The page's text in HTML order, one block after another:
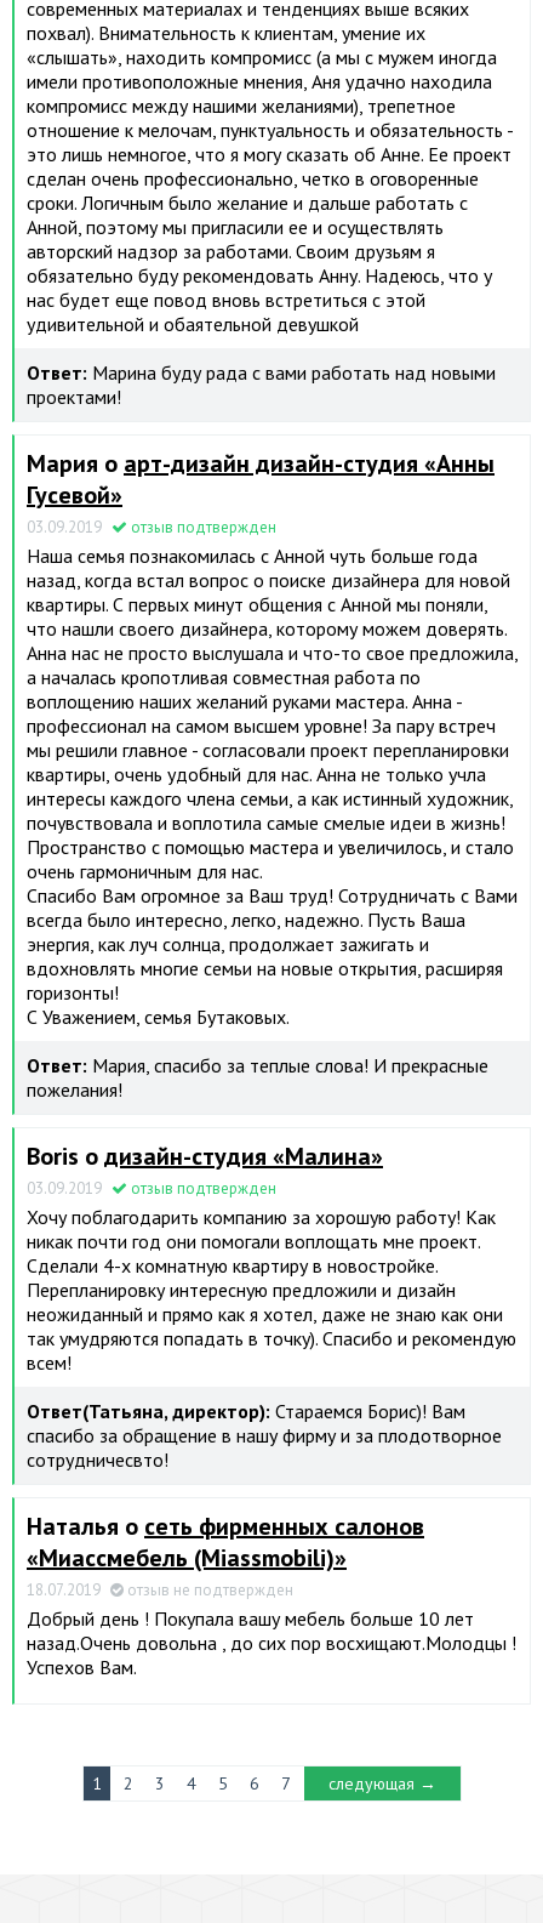
современных материалах и тенденциях выше всяких
похвал). Внимательность к клиентам, умение их
«слышать», находить компромисс (а мы с мужем иногда
имели противоположные мнения, Аня удачно находила
компромисс между нашими желаниями), трепетное
отношение к мелочам, пунктуальность и обязательность -
это лишь немногое, что я могу сказать об Анне. Ее проект
сделан очень профессионально, четко в оговоренные
сроки. Логичным было желание и дальше работать с
Анной, поэтому мы пригласили ее и осуществлять
авторский надзор за работами. Своим друзьям я
обязательно буду рекомендовать Анну. Надеюсь, что у
нас будет еще повод вновь встретиться с этой
удивительной и обаятельной девушкой
Ответ: Марина буду рада с вами работать над новыми
проектами!
Мария о арт-дизайн дизайн-студия «Анны
Гусевой»
03.09.2019 отзыв подтвержден
Наша семья познакомилась с Анной чуть больше года
назад, когда встал вопрос о поиске дизайнера для новой
квартиры. С первых минут общения с Анной мы поняли,
что нашли своего дизайнера, которому можем доверять.
Анна нас не просто выслушала и что-то свое предложила,
а началась кропотливая совместная работа по
воплощению наших желаний руками мастера. Анна -
профессионал на самом высшем уровне! За пару встреч
мы решили главное - согласовали проект перепланировки
квартиры, очень удобный для нас. Анна не только учла
интересы каждого члена семьи, а как истинный художник,
почувствовала и воплотила самые смелые идеи в жизнь!
Пространство с помощью мастера и увеличилось, и стало
очень гармоничным для нас.
Спасибо Вам огромное за Ваш труд! Сотрудничать с Вами
всегда было интересно, легко, надежно. Пусть Ваша
энергия, как луч солнца, продолжает зажигать и
вдохновлять многие семьи на новые открытия, расширяя
горизонты!
С Уважением, семья Бутаковых.
Ответ: Мария, спасибо за теплые слова! И прекрасные
пожелания!
Boris одизайн-студия «Малина»
03.09.2019 отзыв подтвержден
Хочу поблагодарить компанию за хорошую работу! Как
никак почти год они помогали воплощать мне проект.
Сделали 4-х комнатную квартиру в новостройке.
Перепланировку интересную предложили и дизайн
неожиданный и прямо как я хотел, даже не знаю как они
так умудряются попадать в точку). Спасибо и рекомендую
всем!
Ответ(Татьяна, директор): Стараемся Борис)! Вам
спасибо за обращение в нашу фирму и за плодотворное
сотрудничесвто!
Наталья о сеть фирменных салонов
«Миассмебель (Miassmobili)»
18.07.2019 отзыв не подтвержден
Добрый день ! Покупала вашу мебель больше 10 лет
назад.Очень довольна , до сих пор восхищают.Молодцы !
Успехов Вам.
1 2 3 4 5 6 7 следующая →